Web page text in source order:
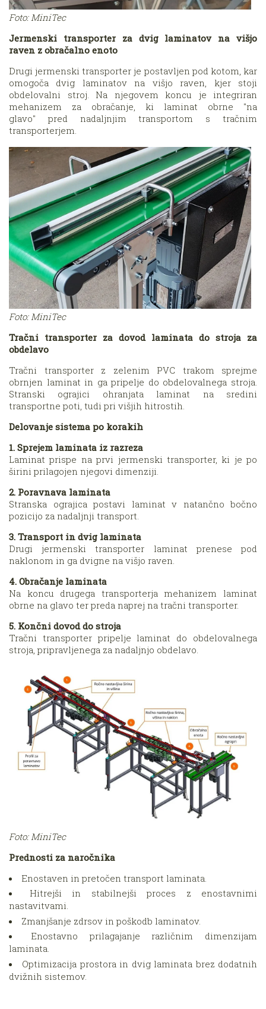
Foto: MiniTec
Jermenski transporter za dvig laminatov na višjo
raven z obračalno enoto
Drugi jermenski transporter je postavljen pod kotom, kar
omogoča dvig laminatov na višjo raven, kjer stoji
obdelovalni stroj. Na njegovem koncu je integriran
mehanizem za obračanje, ki laminat obrne ''na
glavo'' pred nadaljnjim transportom s tračnim
transporterjem.
Foto: MiniTec
Tračni transporter za dovod laminata do stroja za
obdelavo
Tračni transporter z zelenim PVC trakom sprejme
obrnjen laminat in ga pripelje do obdelovalnega stroja.
Stranski ograjici ohranjata laminat na sredini
transportne poti, tudi pri višjih hitrostih.
Delovanje sistema po korakih
1. Sprejem laminata iz razreza
Laminat prispe na prvi jermenski transporter, ki je po
širini prilagojen njegovi dimenziji.
2. Poravnava laminata
Stranska ograjica postavi laminat v natančno bočno
pozicijo za nadaljnji transport.
3. Transport in dvig laminata
Drugi jermenski transporter laminat prenese pod
naklonom in ga dvigne na višjo raven.
4. Obračanje laminata
Na koncu drugega transporterja mehanizem laminat
obrne na glavo ter preda naprej na tračni transporter.
5. Končni dovod do stroja
Tračni transporter pripelje laminat do obdelovalnega
stroja, pripravljenega za nadaljnjo obdelavo.
Foto: MiniTec
Prednosti za naročnika
Enostaven in pretočen transport laminata.
Hitrejši in stabilnejši proces z enostavnimi
nastavitvami.
Zmanjšanje zdrsov in poškodb laminatov.
Enostavno prilagajanje različnim dimenzijam
laminata.
Optimizacija prostora in dvig laminata brez dodatnih
dvižnih sistemov.